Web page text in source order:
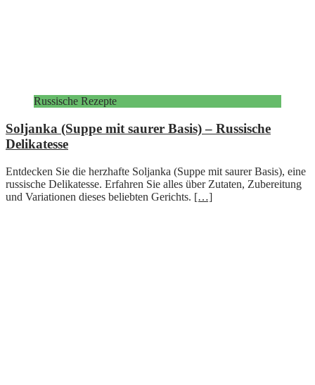
Russische Rezepte
Soljanka (Suppe mit saurer Basis) – Russische
Delikatesse
Entdecken Sie die herzhafte Soljanka (Suppe mit saurer Basis), eine
russische Delikatesse. Erfahren Sie alles über Zutaten, Zubereitung
und Variationen dieses beliebten Gerichts. […]